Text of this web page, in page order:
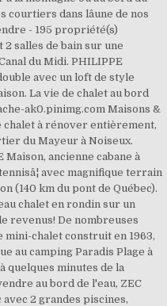
courtiers dans lâune de nos
- 195 propriété(s)
2 salles de bain sur une
du Midi. PHILIPPE
avec un loft de style
La vie de chalet au bord
ak0.pinimg.com Maisons &
chalet à rénover entièrement,
du Mayeur à Noiseux.
ancienne cabane à
avec magnifique terrain
(140 km du pont de Québec).
chalet en rondin sur un
revenus! De nombreuses
chalet construit en 1963,
au camping Paradis Plage à
quelques minutes de la
au bord de l'eau, ZEC
avec 2 grandes piscines,